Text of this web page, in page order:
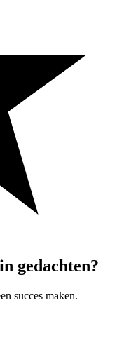
in gedachten?
succes maken.